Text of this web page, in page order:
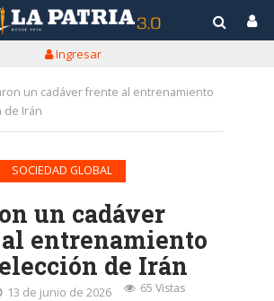
Ingresar
un cadáver frente al entrenamiento
de Irán
SOCIEDAD GLOBAL
un cadáver
entrenamiento
de Irán
13 de junio de 2026 65 Vistas